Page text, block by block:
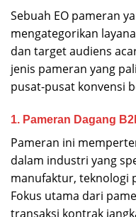
Sebuah EO pameran
mengategorikan
dan target audiens
jenis pameran yang
pusat-pusat konvensi
1. Pameran Dagang
Pameran ini
dalam industri yang
manufaktur, teknologi
Fokus utama dari
transaksi kontrak